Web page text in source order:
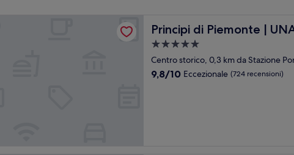
Principi di Piemonte |
Principi di Piemonte | UNA
Struttura
a
5.0
Centro storico, 0,3 km da Stazione
9.8
9,8/10 Eccezionale (724 recensioni)
UNA Esperienze | Preferred Hotels and Resorts